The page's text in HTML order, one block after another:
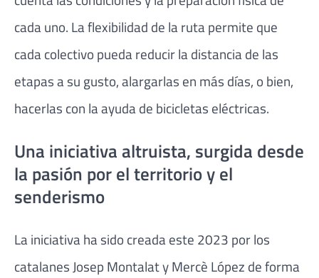
cada uno. La flexibilidad de la ruta permite que
cada colectivo pueda reducir la distancia de las
etapas a su gusto, alargarlas en más días, o bien,
hacerlas con la ayuda de bicicletas eléctricas.
Una iniciativa altruista, surgida desde
la pasión por el territorio y el
senderismo
La iniciativa ha sido creada este 2023 por los
catalanes Josep Montalat y Mercè López de forma